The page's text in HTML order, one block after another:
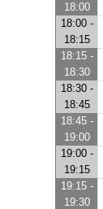
18:00
18:00 -
18:15
18:15 -
18:30
18:30 -
18:45
18:45 -
19:00
19:00 -
19:15
19:15 -
19:30